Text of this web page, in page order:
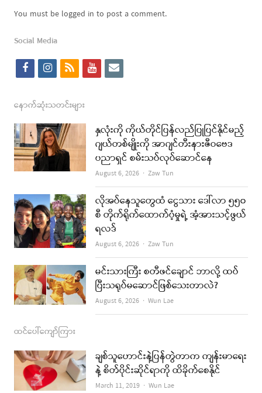
You must be logged in to post a comment.
Social Media
f
c
e
b
o
k
i
s
t
a
g
a
m
r
s
y
t
u
b
e
e
i
l
နောက်ဆုံးသတင်းများ
နှလုံးကို ကိုယ်တိုင်ပြန်လည်ပြုပြင်နိုင်မည့်
ဂျယ်တစ်မျိုးကို အာဂျင်တီးနားဇီဝဗေဒ
ပညာရှင် စမ်းသပ်လုပ်ဆောင်နေ
August 6, 2026 Author
Zaw Tun
လိုအပ်နေသူတွေထံ ငွေသား ဒေါ်လာ ၅၅၀
စီ တိုက်ရိုက်ထောက်ပံ့မှုရဲ့ အံ့အားသင့်ဖွယ်
ရလဒ်
August 6, 2026 Author
Zaw Tun
မင်းသားကြီး စတီဖင်ချောင် ဘာလို့ ထပ်
ပြီးသရုပ်မဆောင်ဖြစ်သေးတာလဲ?
August 6, 2026 Author
Wun Lae
ထင်ပေါ်ကျော်ကြား
ချစ်သူဟောင်းနဲ့ပြန်တွဲတာက ကျန်းမာရေး
နဲ့ စိတ်ပိုင်းဆိုင်ရာကို ထိခိုက်စေနိုင်
March 11, 2019 Author
Wun Lae